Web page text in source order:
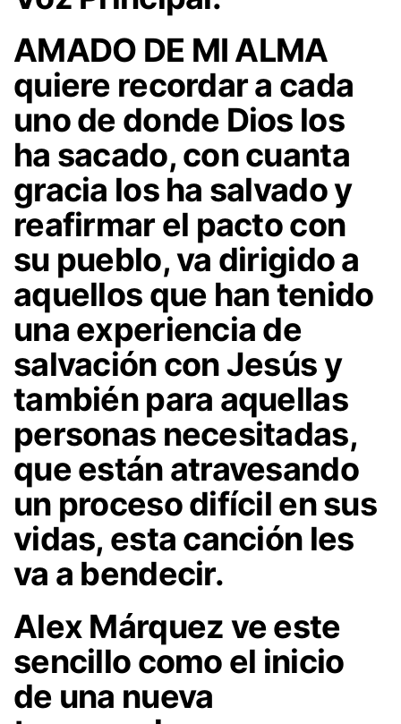
AMADO DE MI ALMA
quiere recordar a cada
uno de donde Dios los
ha sacado, con cuanta
gracia los ha salvado y
reafirmar el pacto con
su pueblo, va dirigido a
aquellos que han tenido
una experiencia de
salvación con Jesús y
también para aquellas
personas necesitadas,
que están atravesando
un proceso difícil en sus
vidas, esta canción les
va a bendecir.
Alex Márquez ve este
sencillo como el inicio
de una nueva